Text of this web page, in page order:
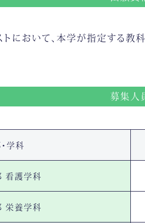
において、本学が指定する教
募集人
学科
看護学科
栄養学科